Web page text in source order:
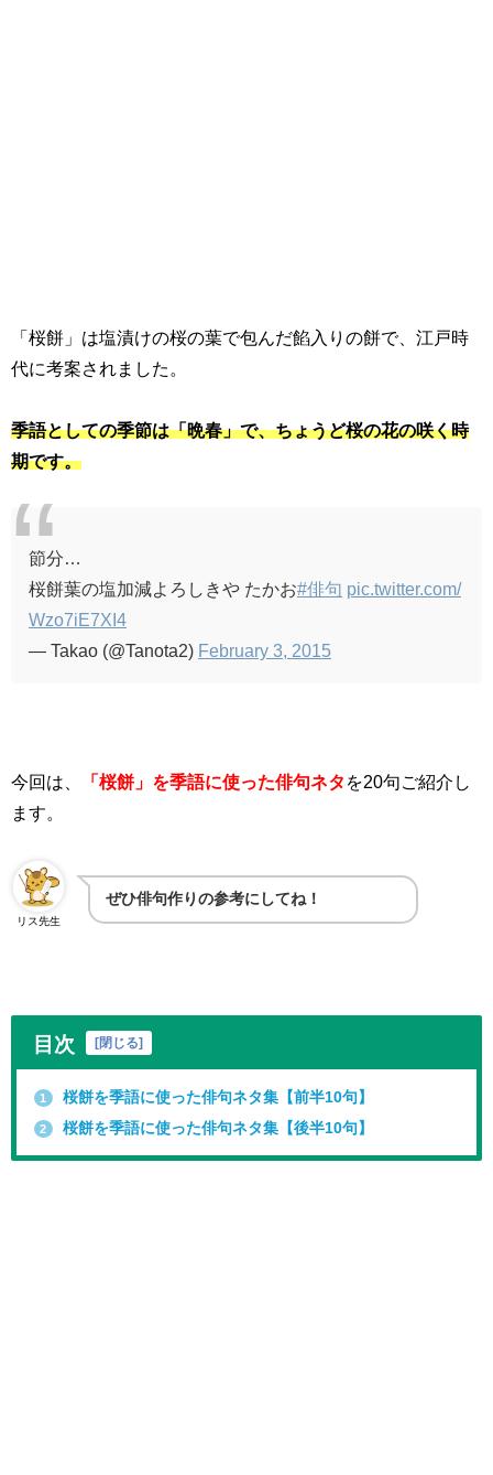
「桜餅」は塩漬けの桜の葉で包んだ餡入りの餅で、江戸時
代に考案されました。
季語としての季節は「晩春」で、ちょうど桜の花の咲く時
期です。
節分…
桜餅葉の塩加減よろしきや たかお#俳句 pic.twitter.com/
Wzo7iE7XI4
— Takao (@Tanota2) February 3, 2015
今回は、 「桜餅」を季語に使った俳句ネタ を20句ご紹介し
ます。
リス先生
ぜひ俳句作りの参考にしてね！
目次 閉じる
1 桜餅を季語に使った俳句ネタ集【前半10句】
2 桜餅を季語に使った俳句ネタ集【後半10句】